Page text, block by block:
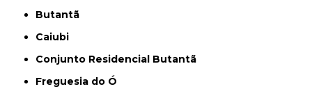
Butantã
Caiubi
Conjunto Residencial Butantã
Freguesia do Ó